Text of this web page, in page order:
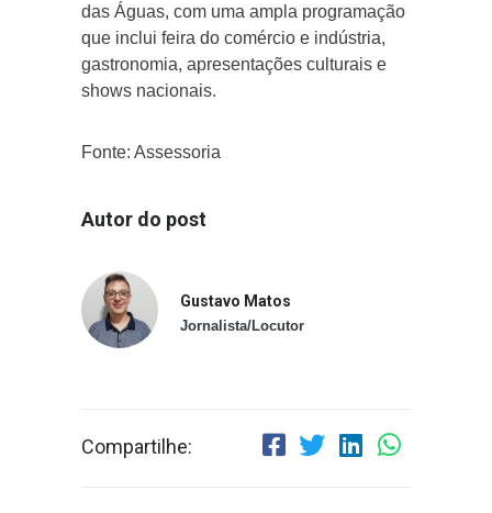
das Águas, com uma ampla programação
que inclui feira do comércio e indústria,
gastronomia, apresentações culturais e
shows nacionais.
Fonte: Assessoria
Autor do post
Gustavo Matos
Jornalista/Locutor
Compartilhe: